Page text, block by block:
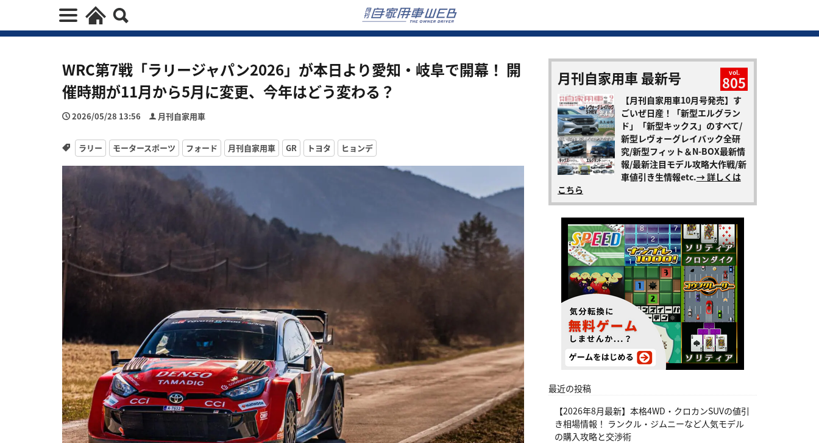
WRC第7戦「ラリージャパン2026」が本日より愛知・岐阜で開幕！ 開
催時期が11月から5月に変更、今年はどう変わる？
2026/05/28 13:56 月刊自家用車
ラリー モータースポーツ フォード 月刊自家用車 GR トヨタ ヒョンデ
月刊自家用車 最新号 vol.
805
【月刊自家用車10月号発売】す
ごいぜ日産！「新型エルグラン
ド」「新型キックス」のすべて/
新型レヴォーグレイバック全研
究/新型フィット＆N-BOX最新情
報/最新注目モデル攻略大作戦/新
車値引き生情報etc.→ 詳しくは
こちら
最近の投稿
【2026年8月最新】本格4WD・クロカンSUVの値引
き相場情報！ ランクル・ジムニーなど人気モデル
の購入攻略と交渉術